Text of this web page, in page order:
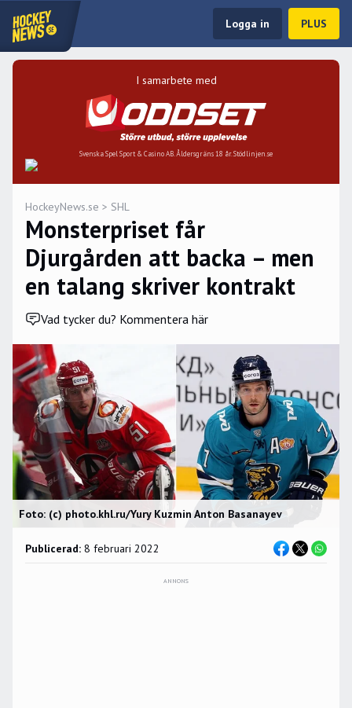
Logga in PLUS
I samarbete med
Svenska Spel Sport & Casino AB. Åldersgräns 18 år. Stödlinjen.se
HockeyNews.se > SHL
Monsterpriset får
Djurgården att backa – men
en talang skriver kontrakt
Vad tycker du? Kommentera här
Foto: (c) photo.khl.ru/Yury Kuzmin Anton Basanayev
Publicerad: 8 februari 2022
ANNONS